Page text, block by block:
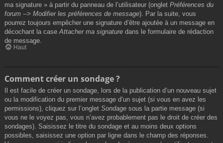
ma signature » à partir du panneau de l’utilisateur (onglet Préférences du
forum --> Modifier les préférences de message). Par la suite, vous
pourrez toujours empêcher une signature d’être ajoutée à un message en
décochant la case Attacher ma signature dans le formulaire de rédaction
de message.
Haut
Comment créer un sondage ?
Il est facile de créer un sondage, lors de la publication d’un nouveau sujet
ou la modification du premier message d’un sujet (si vous en avez les
permissions), cliquez sur l’onglet Sondage sous la partie message (si
vous ne le voyez pas, vous n’avez probablement pas le droit de créer des
sondages). Saisissez le titre du sondage et au moins deux options
possibles, saisissez une option par ligne dans le champ des réponses.